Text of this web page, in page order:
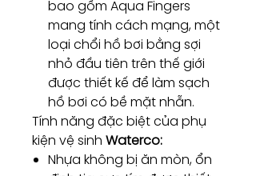
bao gồm Aqua Fingers
mang tính cách mạng, một
loại chổi hồ bơi bằng sợi
nhỏ đầu tiên trên thế giới
được thiết kế để làm sạch
hồ bơi có bề mặt nhẵn.
Tính năng đặc biệt của phụ
kiện vệ sinh Waterco:
Nhựa không bị ăn mòn, ổn